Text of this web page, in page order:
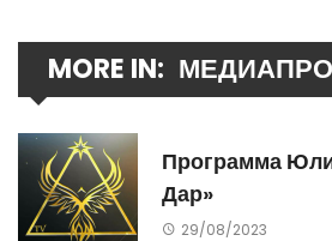
MORE IN:
Программа
Дар»
29/08/2023